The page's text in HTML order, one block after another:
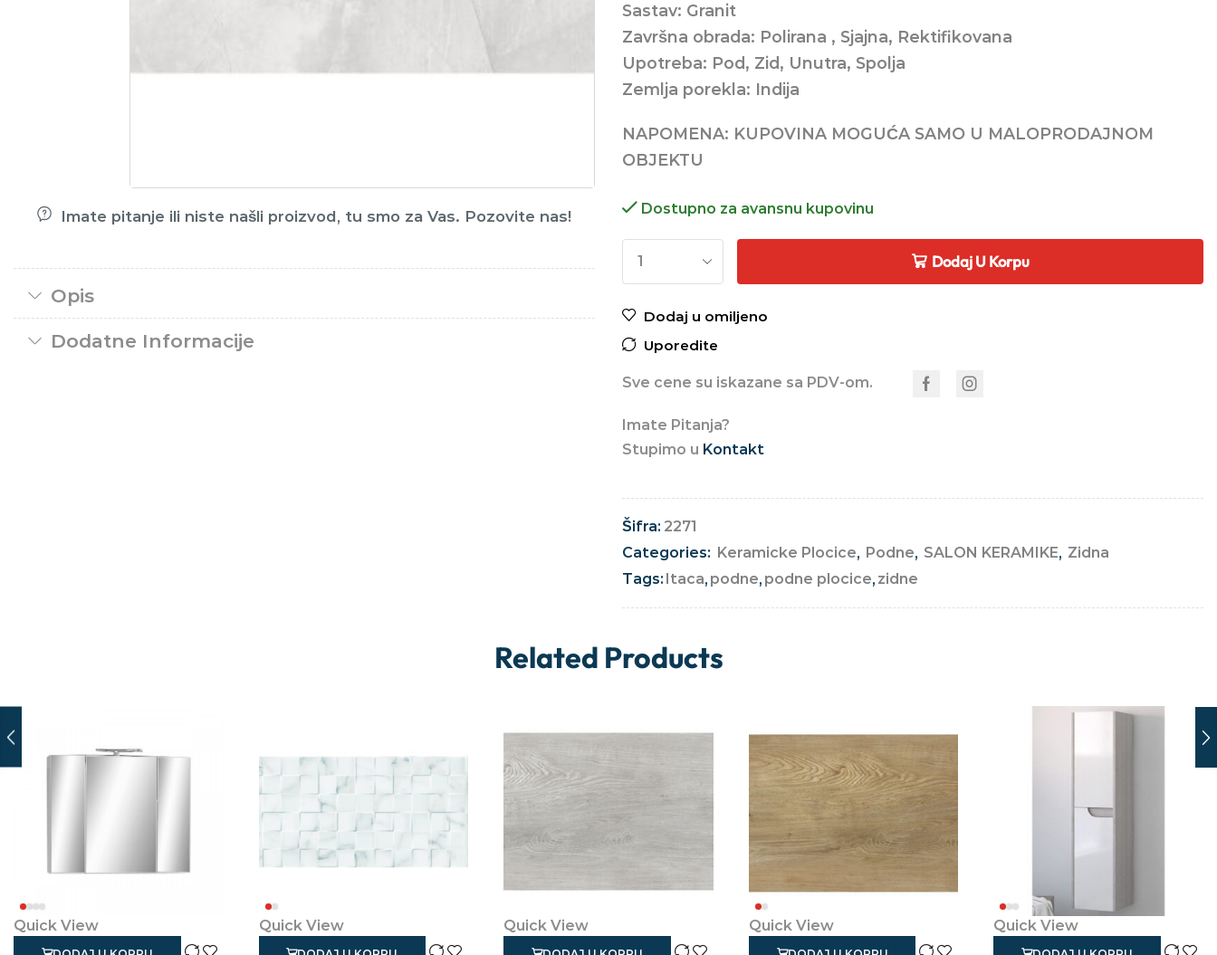
Imate pitanje ili niste našli proizvod, tu smo za Vas. Pozovite nas!
Opis
Dodatne Informacije
Sastav: Granit
Završna obrada: Polirana , Sjajna, Rektifikovana
Upotreba: Pod, Zid, Unutra, Spolja
Zemlja porekla: Indija
NAPOMENA: KUPOVINA MOGUĆA SAMO U MALOPRODAJNOM
OBJEKTU
Dostupno za avansnu kupovinu
Dodaj U Korpu
Dodaj u omiljeno
Uporedite
Sve cene su iskazane sa PDV-om.
Imate Pitanja?
Stupimo u Kontakt
Šifra: 2271
Categories: Keramicke Plocice, Podne, SALON KERAMIKE, Zidna
Tags: Itaca, podne, podne plocice, zidne
Related Products
Quick View Quick View Quick View Quick View Quick View